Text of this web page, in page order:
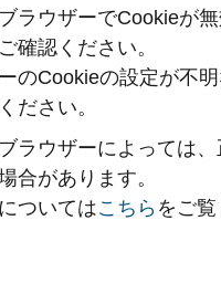
ラウザーでCookieが
確認ください。
のCookieの設定が不
ださい。
ラウザーによっては
合があります。
ついてはこちら をご覧